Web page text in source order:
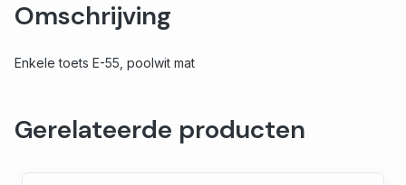
Omschrijving
Enkele toets E-55, poolwit mat
Gerelateerde producten